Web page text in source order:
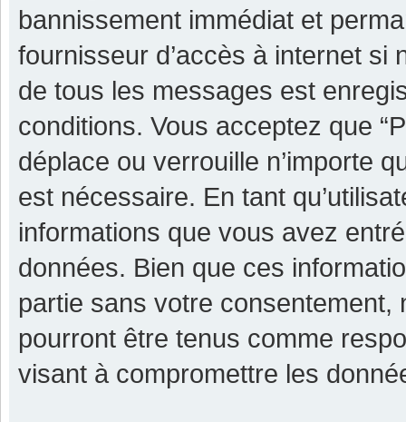
bannissement immédiat et
fournisseur d’accès à internet si
de tous les messages est
conditions. Vous acceptez que
déplace ou verrouille n’importe
est nécessaire. En tant
informations que vous avez
données. Bien que ces
partie sans votre consentement,
pourront être tenus comme
visant à compromettre les